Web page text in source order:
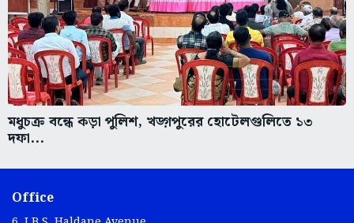
মধুচক্র বন্ধে কড়া পুলিশ, খড়্গপুরের হোটেলগুলিতে ১৩
দফা...
Office